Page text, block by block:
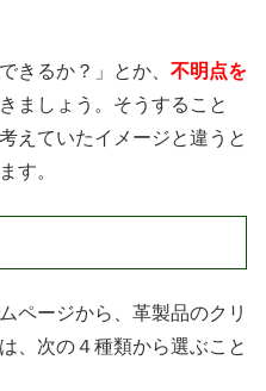
きるか？」とか、 不明点を
ましょう。そうすること
えていたイメージと違うと
す。
ページから、革製品のクリ
、次の４種類から選ぶこと